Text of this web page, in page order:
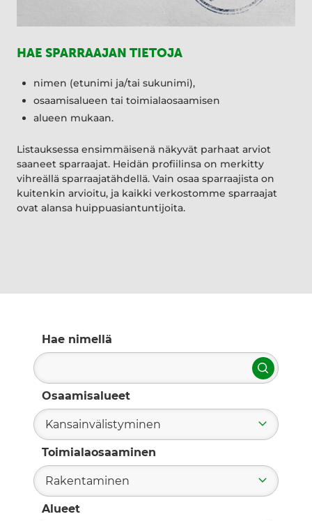
HAE SPARRAAJAN TIETOJA
nimen (etunimi ja/tai sukunimi),
osaamisalueen tai toimialaosaamisen
alueen mukaan.
Listauksessa ensimmäisenä näkyvät parhaat arviot
saaneet sparraajat. Heidän profiilinsa on merkitty
vihreällä sparraajatähdellä. Vain osaa sparraajista on
kuitenkin arvioitu, ja kaikki verkostomme sparraajat
ovat alansa huippuasiantuntijoita.
Hae nimellä
Hae
Osaamisalueet
Kansainvälistyminen
Toimialaosaaminen
Rakentaminen
Alueet